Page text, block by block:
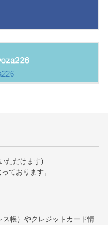
ただけます)
ております。
帳）やクレジットカード情